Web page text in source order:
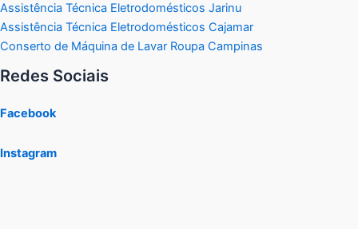
Assistência Técnica Eletrodomésticos Jarinu
Assistência Técnica Eletrodomésticos Cajamar
Conserto de Máquina de Lavar Roupa Campinas
Redes Sociais
Facebook
Instagram